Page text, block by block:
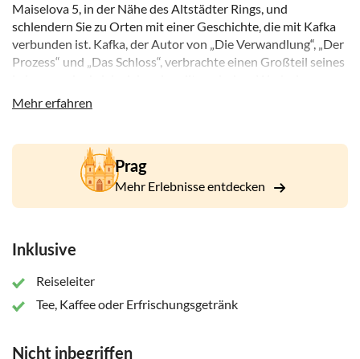
Maiselova 5, in der Nähe des Altstädter Rings, und
schlendern Sie zu Orten mit einer Geschichte, die mit Kafka
verbunden ist. Kafka, der Autor von „Die Verwandlung“, „Der
Prozess“ und „Das Schloss“, verbrachte einen Großteil seines
Josefov, dem ehemaligen jüdischen Ghetto Prags.
Wohnungen der Familie Kafka. Entdecken Sie, wo Franz
Kafka zur Schule und Universität ging. Gehen Sie in der Nähe
des Hauses spazieren, in dem er seine Verlobte Felice Bauer
kennenlernte. Besuchen Sie einige der Salons und Synagogen,
Erfahren Sie unterwegs mehr über die Geschichte Prags und
Erfahren Sie mehr über Prags multikulturelle Geschichte und
seine umfassendere Beziehung zu Kunst und Literatur.
Mehr erfahren
Prag
Mehr Erlebnisse entdecken
Inklusive
Reiseleiter
Tee, Kaffee oder Erfrischungsgetränk
Nicht inbegriffen